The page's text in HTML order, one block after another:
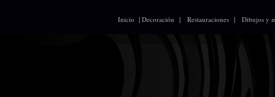
Inicio | Decoración | Restauraciones | Dibujos y